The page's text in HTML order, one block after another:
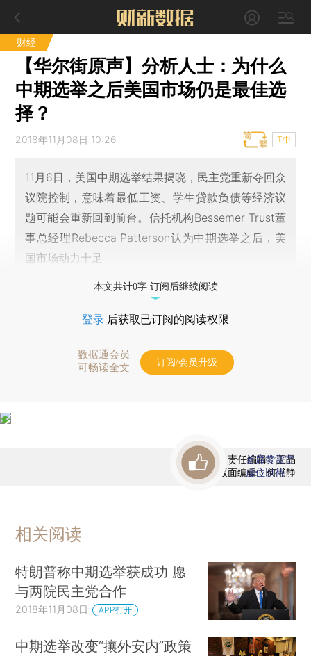
财经
【华尔街原声】分析人士：为什么
中期选举之后美国市场仍是最佳选
择？
2018年11月08日 10:26 T中
11月6日，美国中期选举结果揭晓，民主党重新夺回众
议院控制，意味着最低工资、学生贷款负债等经济议
题可能会重新回到前台。信托机构Bessemer Trust董
事总经理Rebecca Patterson认为中期选举之后，美
国市场动力十足
本文共计0字 订阅后继续阅读
登录 后获取已订阅的阅读权限
数据通会员
可畅读全文
订阅/会员升级
责任编辑：王晶
版面编辑：何书静
首席赞赏官
虚位以待
相关阅读
特朗普称中期选举获成功 愿
与两院民主党合作
2018年11月08日 APP打开
中期选举改变“攘外安内”政策